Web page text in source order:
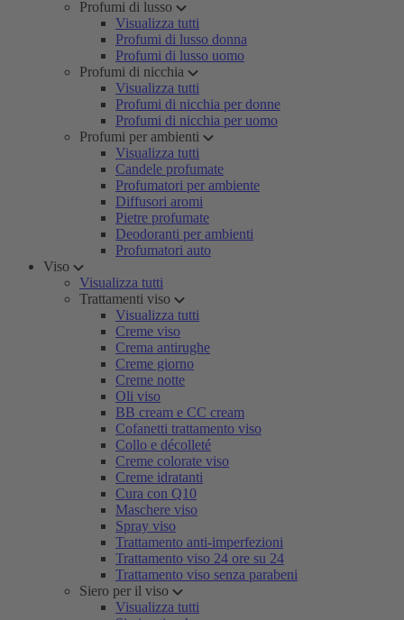
Profumi di lusso
Visualizza tutti
Profumi di lusso donna
Profumi di lusso uomo
Profumi di nicchia
Visualizza tutti
Profumi di nicchia per donne
Profumi di nicchia per uomo
Profumi per ambienti
Visualizza tutti
Candele profumate
Profumatori per ambiente
Diffusori aromi
Pietre profumate
Deodoranti per ambienti
Profumatori auto
Viso
Visualizza tutti
Trattamenti viso
Visualizza tutti
Creme viso
Crema antirughe
Creme giorno
Creme notte
Oli viso
BB cream e CC cream
Cofanetti trattamento viso
Collo e décolleté
Creme colorate viso
Creme idratanti
Cura con Q10
Maschere viso
Spray viso
Trattamento anti-imperfezioni
Trattamento viso 24 ore su 24
Trattamento viso senza parabeni
Siero per il viso
Visualizza tutti